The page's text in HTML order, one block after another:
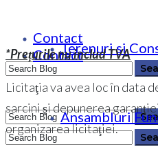
0364 146 512
Contact
Contact
Terenuri si
Ansambluri
*Prețurile nu includ TVA
Licitaţia va avea loc în data
sarcini şi depunerea
organizarea licitaţiei.